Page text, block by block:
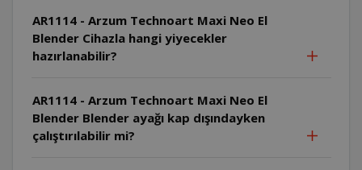
AR1114 - Arzum Technoart Maxi Neo El
Blender Cihazla hangi yiyecekler
hazırlanabilir?
AR1114 - Arzum Technoart Maxi Neo El
Blender Blender ayağı kap dışındayken
çalıştırılabilir mi?